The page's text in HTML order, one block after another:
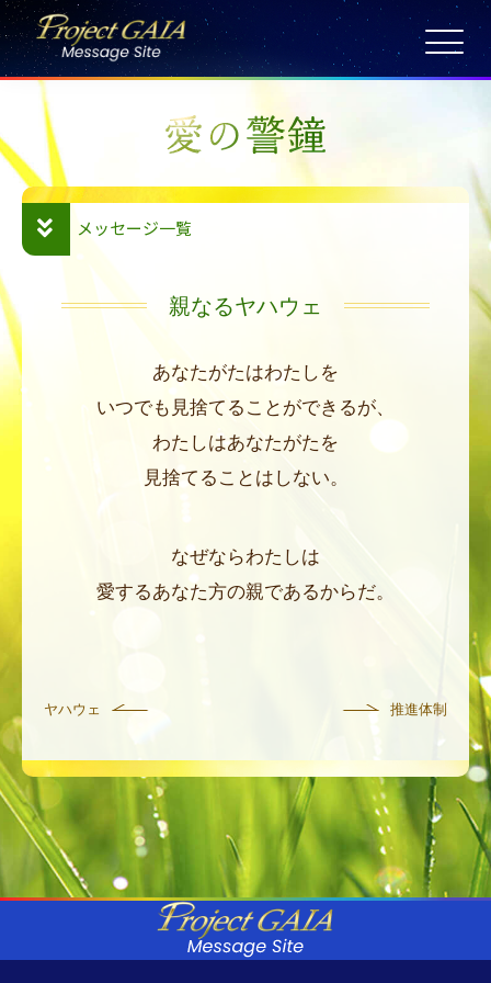
Skip
to
content
HOME
日々の祈り
宇宙サテライト 6/1
メッセージ一覧
親なるヤハウェ
あなたがたはわたしを
いつでも見捨てることができるが、
わたしはあなたがたを
見捨てることはしない。
なぜならわたしは
愛するあなた方の親であるからだ。
ヤハウェ 推進体制